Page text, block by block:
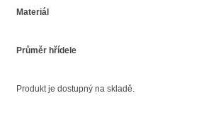
Materiál
Průměr hřídele
Produkt je dostupný na skladě.